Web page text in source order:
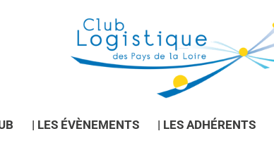
| LES ÉVÈNEMENTS | LES ADHÉRENTS